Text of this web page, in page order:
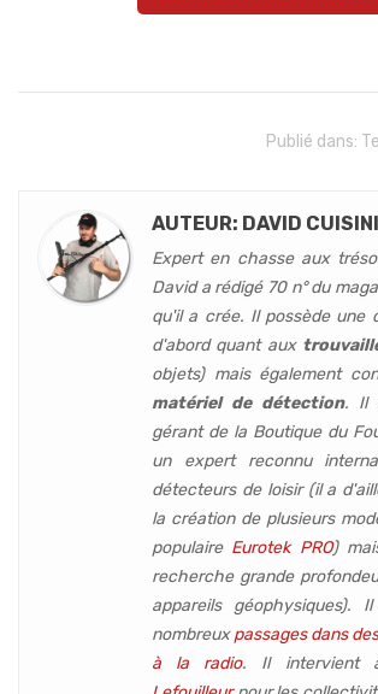
Publié dans:
AUTEUR: DAVID
Expert en chasse aux
David a rédigé 70 n° du
qu'il a crée. Il possède une
d'abord quant aux
objets) mais également
matériel de détection. Il
gérant de la Boutique du
un expert reconnu
détecteurs de loisir (il a
la création de plusieurs
populaire Eurotek PRO)
recherche grande
appareils géophysiques). Il
nombreuxpassages dans
à la radio. Il intervient